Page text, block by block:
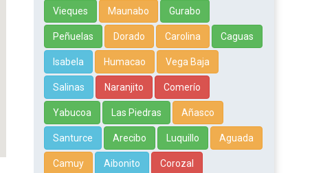
Vieques Maunabo Gurabo
Peñuelas Dorado Carolina Caguas
Isabela Humacao Vega Baja
Salinas Naranjito Comerío
Yabucoa Las Piedras Añasco
Santurce Arecibo Luquillo Aguada
Camuy Aibonito Corozal